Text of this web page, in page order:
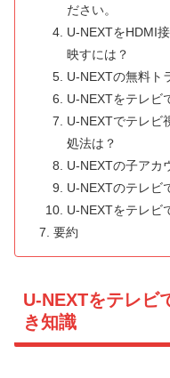
ださい。
U-NEXTをHDMI
映すには？
U-NEXTの無料ト
U-NEXTをテレビ
U-NEXTでテレビ
処法は？
U-NEXTの子アカ
U-NEXTのテレビ
U-NEXTをテレビ
要約
U-NEXTをテレビ
き知識